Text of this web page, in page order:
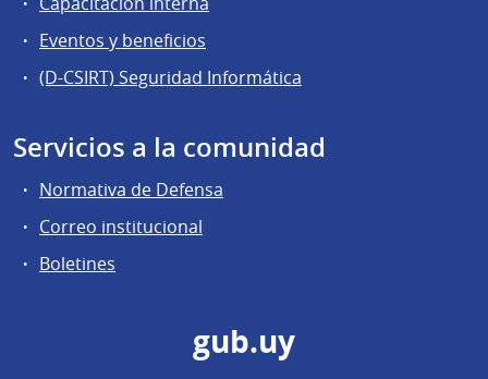
Eventos y beneficios
(D-CSIRT) Seguridad Informática
Servicios a la comunidad
Normativa de Defensa
Correo institucional
Boletines
gub.uy